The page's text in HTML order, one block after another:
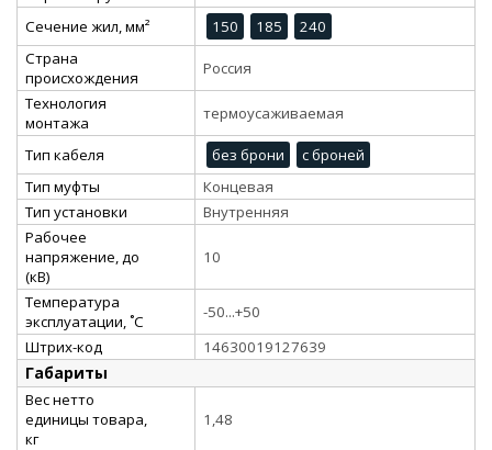
Сечение жил, мм²
150 185
240
Страна
происхождения
Россия
Технология
монтажа
термоусаживаемая
Тип кабеля без брони
с броней
Тип муфты
Концевая
Тип установки
Внутренняя
Рабочее
напряжение, до
(кВ)
10
Температура
эксплуатации, ˚С
-50...+50
Штрих-код
14630019127639
Габариты
Вес нетто
единицы товара,
кг
1,48